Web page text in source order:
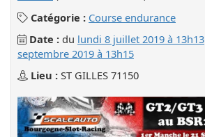
Catégorie : Course endurance
Date : du lundi 8 juillet 2019 à 13h13
septembre 2019 à 13h15
Lieu : ST GILLES 71150